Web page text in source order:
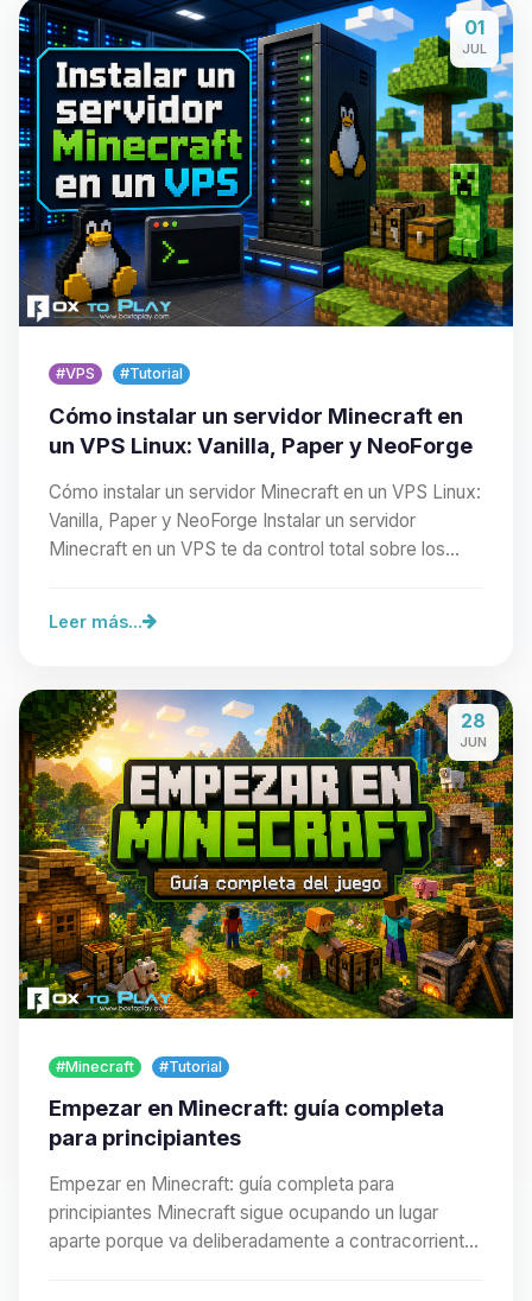
01
JUL
#VPS #Tutorial
Cómo instalar un servidor Minecraft en
un VPS Linux: Vanilla, Paper y NeoForge
Cómo instalar un servidor Minecraft en un VPS Linux:
Vanilla, Paper y NeoForge Instalar un servidor
Minecraft en un VPS te da control total sobre los…
Leer más...
28
JUN
#Minecraft #Tutorial
Empezar en Minecraft: guía completa
para principiantes
Empezar en Minecraft: guía completa para
principiantes Minecraft sigue ocupando un lugar
aparte porque va deliberadamente a contracorriente